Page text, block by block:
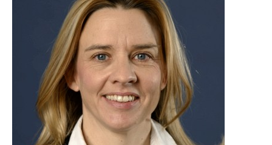
conviction
démonstration